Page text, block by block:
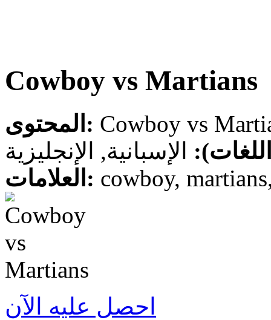
Cowboy vs Martians
المحتوى:
الإسبانية, الإنجليزية
العلامات: cowboy,
احصل عليه الآن